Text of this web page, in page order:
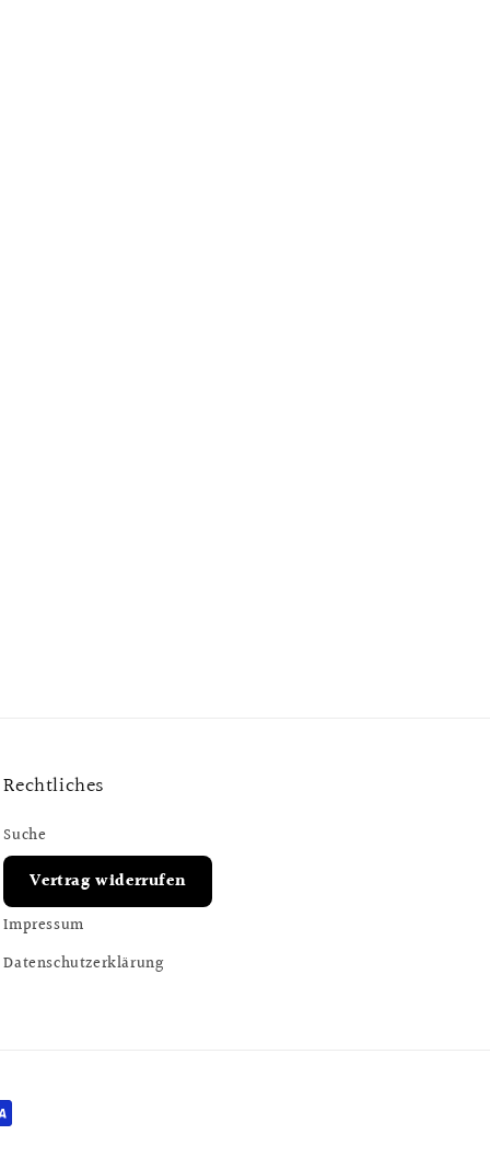
Rechtliches
Suche
Vertrag widerrufen
Impressum
Datenschutzerklärung